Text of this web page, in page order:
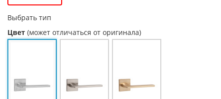
Выбрать тип
Цвет (может отличаться от оригинала)